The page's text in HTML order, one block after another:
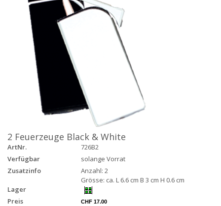
2 Feuerzeuge Black & White
ArtNr.
726B2
Verfügbar
solange Vorrat
Zusatzinfo
Anzahl: 2
Grösse: ca. L 6.6 cm B 3 cm H 0.6 cm
Lager
Preis
CHF 17.00